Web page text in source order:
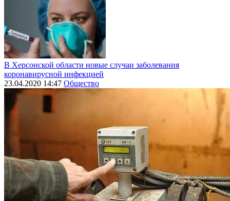
В Херсонской области новые случаи заболевания
коронавирусной инфекцией
23.04.2020 14:47 Общество